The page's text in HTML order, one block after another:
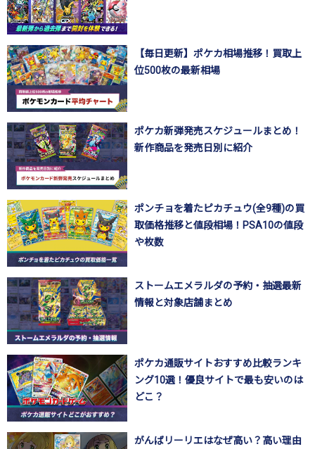
【毎日更新】ポケカ相場推移！買取上
位500枚の最新相場
ポケカ新弾発売スケジュールまとめ！
新作商品を発売日別に紹介
ポンチョを着たピカチュウ(全9種)の買
取価格推移と値段相場！PSA10の値段
や枚数
ストームエメラルダの予約・抽選最新
情報と対象店舗まとめ
ポケカ通販サイトおすすめ比較ランキ
ング10選！優良サイトで最も安いのは
どこ？
がんばリーリエはなぜ高い？高い理由